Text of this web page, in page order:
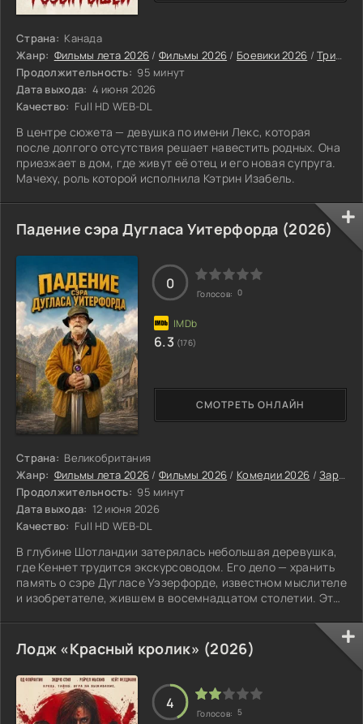
Страна: Канада
Жанр: Фильмы лета 2026 /Фильмы 2026 / Боевики 2026 /Триллеры 2026
Продолжительность: 95 минут
Дата выхода: 4 июня 2026
Качество: Full HD WEB-DL
В центре сюжета — девушка по имени Лекс, которая
после долгого отсутствия решает навестить родных. Она
приезжает в дом, где живут её отец и его новая супруга.
Мачеху, роль которой исполнила Кэтрин Изабель.
Падение сэра Дугласа Уитерфорда (2026)
Страна: Великобритания
Жанр: Фильмы лета 2026 /Фильмы 2026 / Комедии 2026 /Зарубежные фильмы 2026
Продолжительность: 95 минут
Дата выхода: 12 июня 2026
Качество: Full HD WEB-DL
В глубине Шотландии затерялась небольшая деревушка,
где Кеннет трудится экскурсоводом. Его дело — хранить
память о сэре Дугласе Уэзерфорде, известном мыслителе
и изобретателе, жившем в восемнадцатом столетии. Этот
относится к своей роли. Он облачается в костюм своего
знаменитого предшественника и водит гостей по
окрестностям, рассказывая захватывающие истории из
прошлого. Однако устоявшийся уклад жизни нарушается
с появлением
СМОТРЕТЬ ОНЛАЙН
0
Голосов: 0
6.3 (176)
Лодж «Красный кролик» (2026)
4
Голосов: 5